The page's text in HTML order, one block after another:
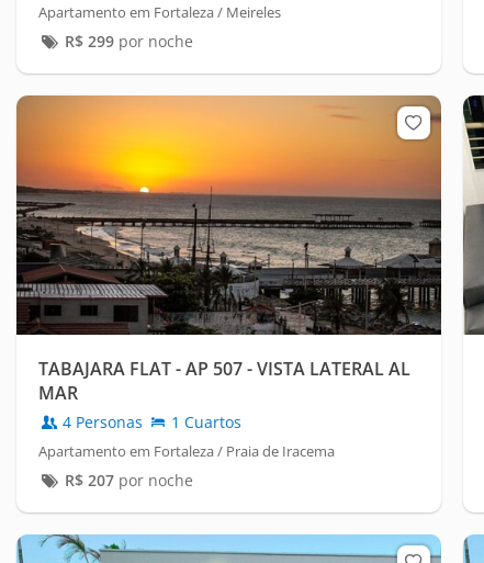
Apartamento em Fortaleza / Meireles
R$ 299por noche
TABAJARA FLAT - AP 507 - VISTA LATERAL AL
MAR
4 Personas 1 Cuartos
Apartamento em Fortaleza / Praia de Iracema
R$ 207por noche